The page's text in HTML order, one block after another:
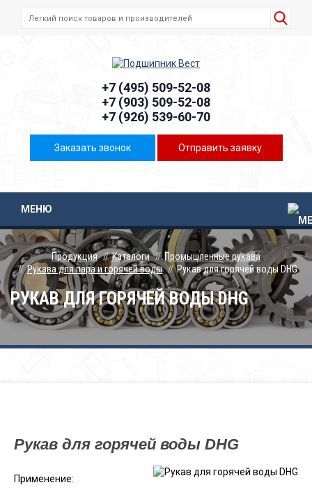
+7 (495) 509-52-08
+7 (903) 509-52-08
+7 (926) 539-60-70
Заказать звонок Отправить заявку
МЕНЮ
Продукция Каталоги
Промышленные рукава
Рукава для пара и горячей воды
Рукав для горячей воды DHG
РУКАВ ДЛЯ ГОРЯЧЕЙ ВОДЫ DHG
Рукав для горячей воды DHG
Применение: